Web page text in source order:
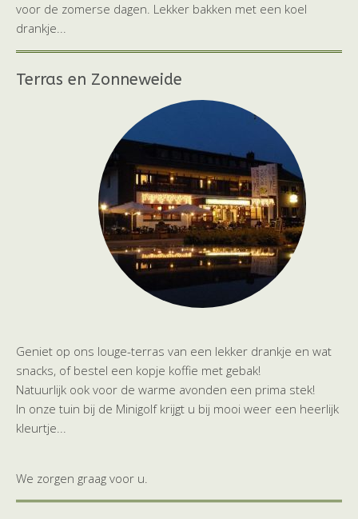
voor de zomerse dagen. Lekker bakken met een koel
drankje...
Terras en Zonneweide
Geniet op ons louge-terras van een lekker drankje en wat
snacks, of bestel een kopje koffie met gebak!
Natuurlijk ook voor de warme avonden een prima stek!
In onze tuin bij de Minigolf krijgt u bij mooi weer een heerlijk
kleurtje...
We zorgen graag voor u.